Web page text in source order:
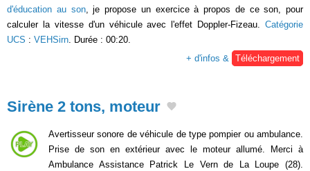
d'éducation au son, je propose un exercice à propos de ce son, pour
calculer la vitesse d'un véhicule avec l'effet Doppler-Fizeau. Catégorie
UCS : VEHSirn . Durée : 00:20.
+ d'infos &
Téléchargement
Sirène 2 tons, moteur
Avertisseur sonore de véhicule de type pompier ou ambulance.
Prise de son en extérieur avec le moteur allumé. Merci à
Ambulance Assistance Patrick Le Vern de La Loupe (28).